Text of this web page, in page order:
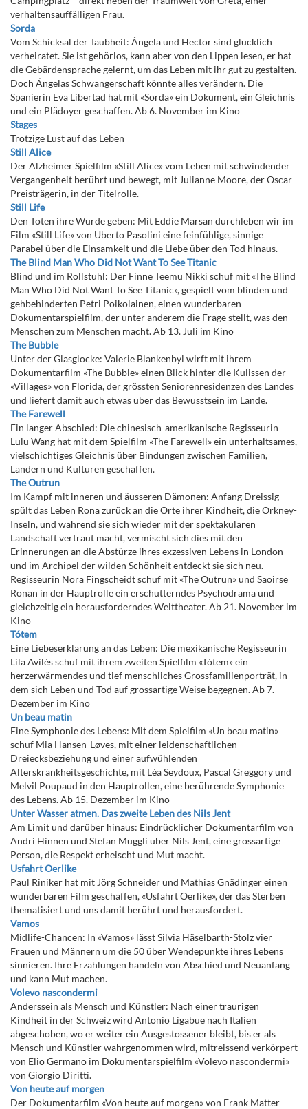
verhaltensauffälligen Frau.
Sorda
Vom Schicksal der Taubheit: Ángela und Hector sind glücklich
verheiratet. Sie ist gehörlos, kann aber von den Lippen lesen, er hat
die Gebärdensprache gelernt, um das Leben mit ihr gut zu gestalten.
Doch Ángelas Schwangerschaft könnte alles verändern. Die
Spanierin Eva Libertad hat mit «Sorda» ein Dokument, ein Gleichnis
und ein Plädoyer geschaffen. Ab 6. November im Kino
Stages
Trotzige Lust auf das Leben
Still Alice
Der Alzheimer Spielfilm «Still Alice» vom Leben mit schwindender
Vergangenheit berührt und bewegt, mit Julianne Moore, der Oscar-
Preisträgerin, in der Titelrolle.
Still Life
Den Toten ihre Würde geben: Mit Eddie Marsan durchleben wir im
Film «Still Life» von Uberto Pasolini eine feinfühlige, sinnige
Parabel über die Einsamkeit und die Liebe über den Tod hinaus.
The Blind Man Who Did Not Want To See Titanic
Blind und im Rollstuhl: Der Finne Teemu Nikki schuf mit «The Blind
Man Who Did Not Want To See Titanic», gespielt vom blinden und
gehbehinderten Petri Poikolainen, einen wunderbaren
Dokumentarspielfilm, der unter anderem die Frage stellt, was den
Menschen zum Menschen macht. Ab 13. Juli im Kino
The Bubble
Unter der Glasglocke: Valerie Blankenbyl wirft mit ihrem
Dokumentarfilm «The Bubble» einen Blick hinter die Kulissen der
«Villages» von Florida, der grössten Seniorenresidenzen des Landes
und liefert damit auch etwas über das Bewusstsein im Lande.
The Farewell
Ein langer Abschied: Die chinesisch-amerikanische Regisseurin
Lulu Wang hat mit dem Spielfilm «The Farewell» ein unterhaltsames,
vielschichtiges Gleichnis über Bindungen zwischen Familien,
Ländern und Kulturen geschaffen.
The Outrun
Im Kampf mit inneren und äusseren Dämonen: Anfang Dreissig
spült das Leben Rona zurück an die Orte ihrer Kindheit, die Orkney-
Inseln, und während sie sich wieder mit der spektakulären
Landschaft vertraut macht, vermischt sich dies mit den
Erinnerungen an die Abstürze ihres exzessiven Lebens in London -
und im Archipel der wilden Schönheit entdeckt sie sich neu.
Regisseurin Nora Fingscheidt schuf mit «The Outrun» und Saoirse
Ronan in der Hauptrolle ein erschütterndes Psychodrama und
gleichzeitig ein herausforderndes Welttheater. Ab 21. November im
Kino
Tótem
Eine Liebeserklärung an das Leben: Die mexikanische Regisseurin
Lila Avilés schuf mit ihrem zweiten Spielfilm «Tótem» ein
herzerwärmendes und tief menschliches Grossfamilienporträt, in
dem sich Leben und Tod auf grossartige Weise begegnen. Ab 7.
Dezember im Kino
Un beau matin
Eine Symphonie des Lebens: Mit dem Spielfilm «Un beau matin»
schuf Mia Hansen-Løves, mit einer leidenschaftlichen
Dreiecksbeziehung und einer aufwühlenden
Alterskrankheitsgeschichte, mit Léa Seydoux, Pascal Greggory und
Melvil Poupaud in den Hauptrollen, eine berührende Symphonie
des Lebens. Ab 15. Dezember im Kino
Unter Wasser atmen. Das zweite Leben des Nils Jent
Am Limit und darüber hinaus: Eindrücklicher Dokumentarfilm von
Andri Hinnen und Stefan Muggli über Nils Jent, eine grossartige
Person, die Respekt erheischt und Mut macht.
Usfahrt Oerlike
Paul Riniker hat mit Jörg Schneider und Mathias Gnädinger einen
wunderbaren Film geschaffen, «Usfahrt Oerlike», der das Sterben
thematisiert und uns damit berührt und herausfordert.
Vamos
Midlife-Chancen: In «Vamos» lässt Silvia Häselbarth-Stolz vier
Frauen und Männern um die 50 über Wendepunkte ihres Lebens
sinnieren. Ihre Erzählungen handeln von Abschied und Neuanfang
und kann Mut machen.
Volevo nascondermi
Anderssein als Mensch und Künstler: Nach einer traurigen
Kindheit in der Schweiz wird Antonio Ligabue nach Italien
abgeschoben, wo er weiter ein Ausgestossener bleibt, bis er als
Mensch und Künstler wahrgenommen wird, mitreissend verkörpert
von Elio Germano im Dokumentarspielfilm «Volevo nascondermi»
von Giorgio Diritti.
Von heute auf morgen
Der Dokumentarfilm «Von heute auf morgen» von Frank Matter